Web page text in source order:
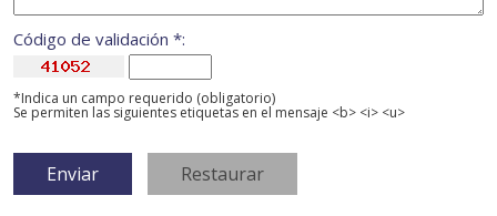
Código de validación *:
*Indica un campo requerido (obligatorio)
Se permiten las siguientes etiquetas en el mensaje <b> <i> <u>